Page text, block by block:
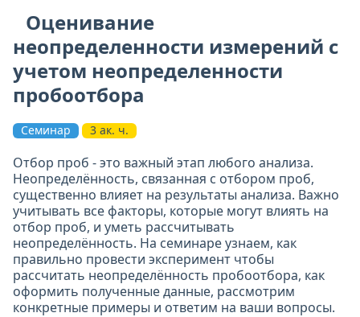
Оценивание
неопределенности измерений с
учетом неопределенности
пробоотбора
Семинар 3 ак. ч.
Отбор проб - это важный этап любого анализа.
Неопределённость, связанная с отбором проб,
существенно влияет на результаты анализа. Важно
учитывать все факторы, которые могут влиять на
отбор проб, и уметь рассчитывать
неопределённость. На семинаре узнаем, как
правильно провести эксперимент чтобы
рассчитать неопределённость пробоотбора, как
оформить полученные данные, рассмотрим
конкретные примеры и ответим на ваши вопросы.